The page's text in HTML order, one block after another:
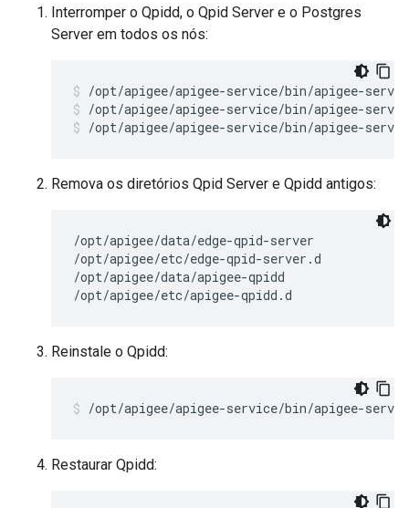
Interromper o Qpidd, o Qpid Server e o Postgres
Server em todos os nós:
/opt/apigee/apigee-service/bin/apigee-
/opt/apigee/apigee-service/bin/apigee-
Remova os diretórios Qpid Server e Qpidd antigos:
/opt/apigee/data/edge-qpid-server
/opt/apigee/etc/edge-qpid-server.d
/opt/apigee/data/apigee-qpidd
/opt/apigee/etc/apigee-qpidd.d
Reinstale o Qpidd:
/opt/apigee/apigee-service/bin/apigee-
Restaurar Qpidd: